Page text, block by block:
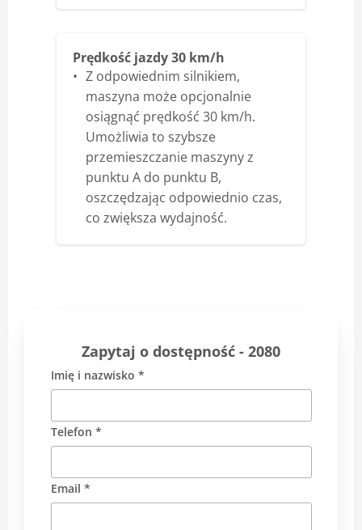
Prędkość jazdy 30 km/h
Z odpowiednim silnikiem,
maszyna może opcjonalnie
osiągnąć prędkość 30 km/h.
Umożliwia to szybsze
przemieszczanie maszyny z
punktu A do punktu B,
oszczędzając odpowiednio czas,
co zwiększa wydajność.
Zapytaj o dostępność - 2080
Imię i nazwisko *
Telefon *
Email *